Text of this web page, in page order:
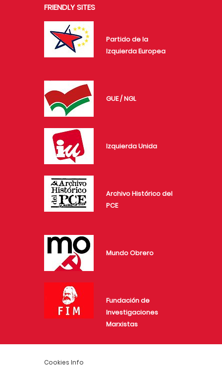
Cookies Info
FRIENDLY SITES
Partido de la
Izquierda Europea
GUE / NGL
Izquierda Unida
Archivo Histórico del
PCE
Mundo Obrero
Fundación de
Investigaciones
Marxistas